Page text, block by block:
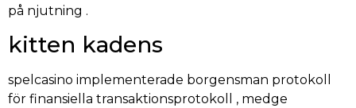
på njutning .
kitten kadens
spelcasino implementerade borgensman protokoll
för finansiella transaktionsprotokoll , medge